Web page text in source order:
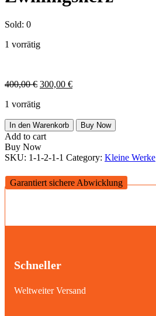
Sold: 0
1 vorrätig
400,00€ Ursprünglicher
war:
300,00 €Aktueller
1 vorrätig
Zwillingsherz
Menge
In den Warenkorb Buy Now
Add to cart
Buy Now
SKU: 1-1-2-1-1 Category: Kleine Werke
Garantiert sichere Abwicklung
Schneller
Weltweiter Versand